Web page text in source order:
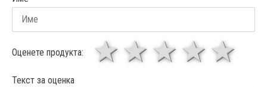
Оценете продукта: 4
3
звезди
1 звезда
Текст за оценка